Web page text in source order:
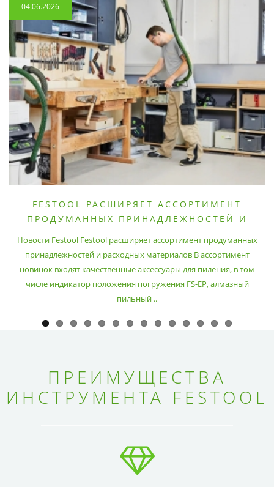
04.06.2026
FESTOOL РАСШИРЯЕТ АССОРТИМЕНТ
ПРОДУМАННЫХ ПРИНАДЛЕЖНОСТЕЙ И
Новости Festool Festool расширяет ассортимент продуманных
принадлежностей и расходных материалов В ассортимент
новинок входят качественные аксессуары для пиления, в том
числе индикатор положения погружения FS-EP, алмазный
пильный ..
ПРЕИМУЩЕСТВА
ИНСТРУМЕНТА FESTOOL